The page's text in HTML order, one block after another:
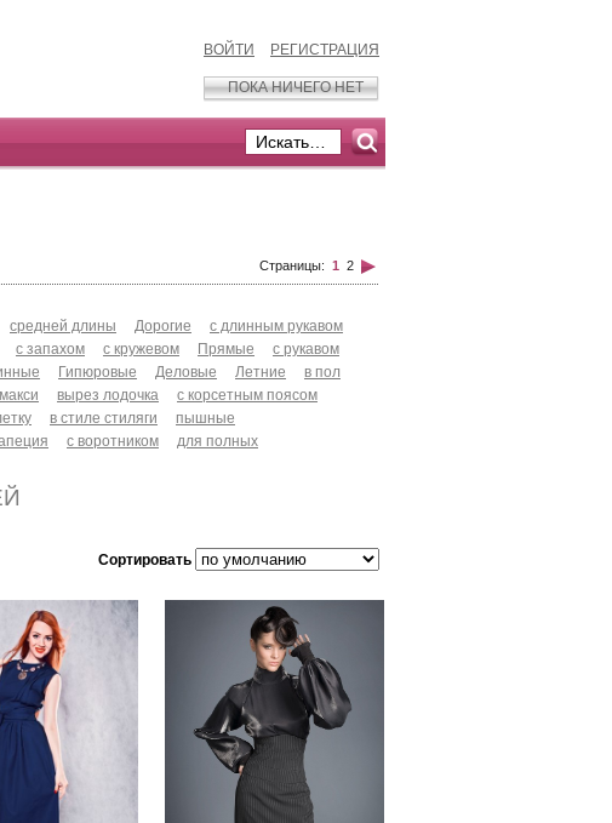
ВОЙТИ РЕГИСТРАЦИЯ
ПОКА НИЧЕГО НЕТ
Страницы: 1 2
средней длины Дорогие
с длинным рукавом
с запахом с кружевом Прямые
с рукавом
Гипюровые Деловые Летние
в пол
макси вырез лодочка
с корсетным поясом
в стиле стиляги
пышные
с воротником
для полных
Сортировать